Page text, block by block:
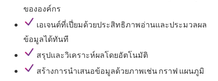
ขององค์กร
เอเจนต์ที่เปี่ยมด้วยประสิทธิภาพอ่านและประมวลผล
ข้อมูลได้ทันที
สรุปและวิเคราะห์ผลโดยอัตโนมัติ
สร้างการนำเสนอข้อมูลด้วยภาพเช่น กราฟ แผนภูมิ